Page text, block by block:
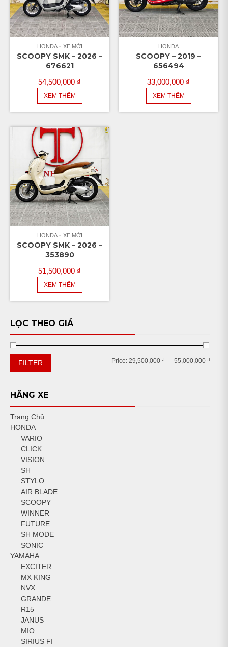
HONDA XE MỚI
SCOOPY SMK – 2026 –
676621
54,500,000 ₫
XEM THÊM
HONDA
SCOOPY – 2019 –
656494
33,000,000 ₫
XEM THÊM
HONDA XE MỚI
SCOOPY SMK – 2026 –
353890
51,500,000 ₫
XEM THÊM
LỌC THEO GIÁ
FILTER Price: 29,500,000 ₫ — 55,000,000 ₫
HÃNG XE
Trang Chủ
HONDA
VARIO
CLICK
VISION
SH
STYLO
AIR BLADE
SCOOPY
WINNER
FUTURE
SH MODE
SONIC
YAMAHA
EXCITER
MX KING
NVX
GRANDE
R15
JANUS
MIO
SIRIUS FI